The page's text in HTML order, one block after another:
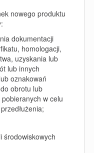
nowego produktu
dokumentacji
homologacji,
uzyskania lub
lub innych
oznakowań
obrotu lub
w celu
środowiskowych